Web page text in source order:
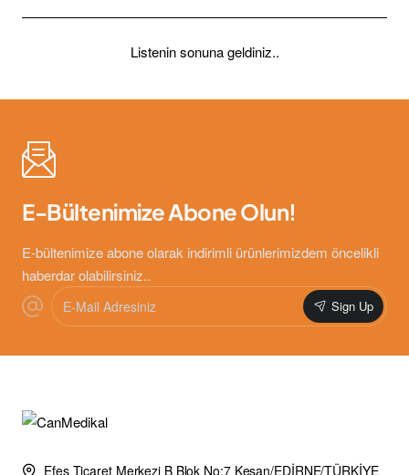
Listenin sonuna geldiniz..
E-Bültenimize Abone Olun!
E-bültenimize abone olarak indirimli ürünlerimizdem öncelikli
haberdar olabilirsiniz..
E-
Mail
Adresiniz
Sign Up
Efes Ticaret Merkezi B Blok No:7 Keşan/EDİRNE/TÜRKİYE